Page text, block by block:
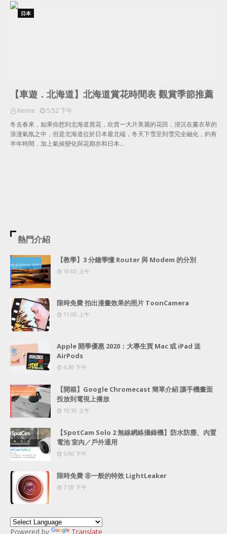
日本
【車遊．北海道】北海道賞花時間表 觀賞季節推薦
Kenne
5:52 下午
冬去春來，如果你想到北海道賞花，欣賞一大片美麗的花田，浸沉在薰衣草的
浪漫氣氛之中，但是北海道位於日本最北端，冬天下雪至到雪完全融化，約有
半年時間，加上氣候變化與花期亦和日本…
熱門介紹
【教學】3 分鐘學懂 Router 與 Modem 的分別
10:00 上午
限時免費 拍出漫畫效果的照片 ToonCamera
11:00 上午
Apple 開學優惠 2020：大專生買 Mac 或 iPad 送
AirPods
4:30 下午
【開箱】Google Chromecast 簡單介紹 讓手機畫面
投放到電視上播放
10:30 上午
【SpotCam Solo 2 無線網絡攝錄機】防水防塵、內置
電池 室內／戶外通用
5:00 下午
限時免費 非一般的特效 LightLeaker
7:59 下午
Powered by Translate